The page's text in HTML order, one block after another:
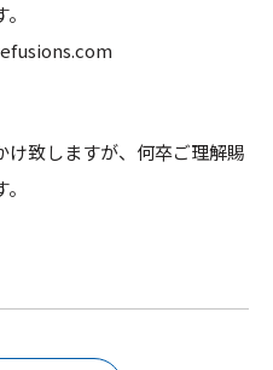
致しますが、何卒ご理解賜